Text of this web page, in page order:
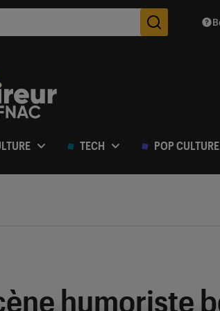
Des
TECH POP CULTURE
humoriste